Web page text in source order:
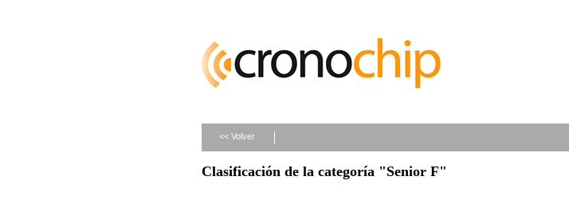
<< Volver
Clasificación de la categoría "Senior F"